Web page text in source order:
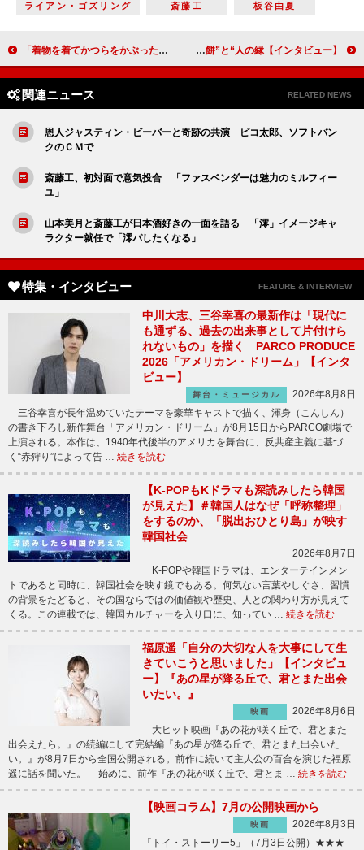
ライアン・ゴズリング
斎藤工 板谷由夏
「着物を着てかつらをかぶったら『やっぱり自分は日本人だ』と感じました」井上芳雄（小野玄蕃）【「おんな城主 直虎」インタビュー】 【インタビュー】海外ドラマデビューの小澤征悦 キャリア成功のカギは“棚からぼた餅”と“人の縁”
関連ニュース RELATED NEWS
恩人ジャスティン・ビーバーと奇跡の共演 ピコ太郎、ソフトバン
クのＣＭで
斎藤工、初対面で意気投合 「ファスベンダーは魅力のミルフィー
ユ」
山本美月と斎藤工が日本酒好きの一面を語る 「澪」イメージキャ
ラクター就任で「澪パしたくなる」
特集・インタビュー FEATURE & INTERVIEW
中川大志、三谷幸喜の最新作は「現代に
も通ずる、過去の出来事として片付けら
れないもの」を描く PARCO PRODUCE
2026「アメリカン・ドリーム」【インタ
ビュー】
舞台・ミュージカル
2026年8月8日
三谷幸喜が長年温めていたテーマを豪華キャストで描く、渾身（こんしん）
の書き下ろし新作舞台「アメリカン・ドリーム」が8月15日からPARCO劇場で
上演される。本作は、1940年代後半のアメリカを舞台に、反共産主義に基づ
く“赤狩り”によって告 … 続きを読む
【K-POPもKドラマも深読みしたら韓国
が見えた】＃韓国人はなぜ「呼称整理」
をするのか、「脱出おひとり島」が映す
韓国社会
2026年8月7日
K-POPや韓国ドラマは、エンターテインメン
トであると同時に、韓国社会を映す鏡でもある。何気ない言葉やしぐさ、習慣
の背景をたどると、その国ならではの価値観や歴史、人との関わり方が見えて
くる。この連載では、韓国カルチャーを入り口に、知ってい … 続きを読む
福原遥「自分の大切な人を大事にして生
きていこうと思いました」【インタビュ
ー】『あの星が降る丘で、君とまた出会
いたい。』
映画
2026年8月6日
大ヒット映画『あの花が咲く丘で、君とまた
出会えたら。』の続編にして完結編『あの星が降る丘で、君とまた出会いた
い。』が8月7日から全国公開される。前作に続いて主人公の百合を演じた福原
遥に話を聞いた。 －始めに、前作『あの花が咲く丘で、君とま … 続きを読む
【映画コラム】7月の公開映画から
映画
2026年8月3日
「トイ・ストーリー5」（7月3日公開）★★★